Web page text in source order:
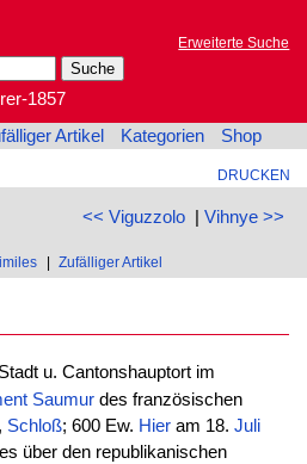
Erweiterte Suche
1857
Artikel Kategorien Shop
DRUCKEN
<< Viguzzolo| Vihnye >>
Zufälliger Artikel
u. Cantonshauptort im
Saumurdes französischen
Schloß; 600 Ew. Hieram 18. Juli
über den republikanischen